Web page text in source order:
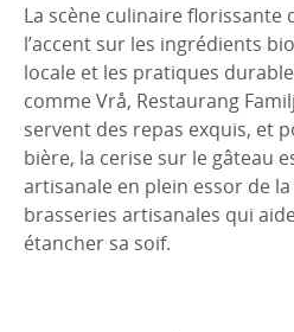
La scène culinaire florissante
l’accent sur les ingrédients
locale et les pratiques
comme Vrå, Restaurang
servent des repas exquis, et
bière, la cerise sur le gâteau
artisanale en plein essor de
brasseries artisanales qui
étancher sa soif.